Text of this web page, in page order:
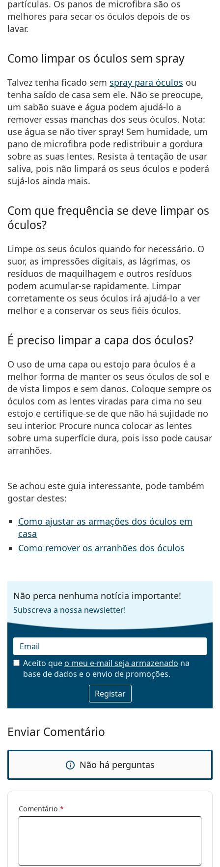
partículas. Os panos de microfibra são os
melhores para secar os óculos depois de os
lavar.
Como limpar os óculos sem spray
Talvez tenha ficado sem spray para óculos ou
tenha saído de casa sem ele. Não se preocupe,
um sabão suave e água podem ajudá-lo a
remover essas manchas dos seus óculos. Nota:
use água se não tiver spray! Sem humidade, um
pano de microfibra pode redistribuir a gordura
sobre as suas lentes. Resista à tentação de usar
saliva, pois não limpará os seus óculos e poderá
sujá-los ainda mais.
Com que frequência se deve limpar os
óculos?
Limpe os seus óculos quando for necessário. O
suor, as impressões digitais, as lágrimas, os
resíduos de maquilhagem e outros resíduos
podem acumular-se rapidamente. Limpar
corretamente os seus óculos irá ajudá-lo a ver
melhor e a conservar os seus fiéis óculos.
É preciso limpar a capa dos óculos?
O uso de uma capa ou estojo para óculos é a
melhor forma de manter os seus óculos de sol e
de vista limpos e sem danos. Coloque sempre os
óculos com as lentes viradas para cima no seu
estojo e certifique-se de que não há sujidade no
seu interior. Procure nunca colocar as lentes
sobre uma superfície dura, pois isso pode causar
arranhões.
Se achou este guia interessante, pode também
gostar destes:
Como ajustar as armações dos óculos em
casa
Como remover os arranhões dos óculos
Não perca nenhuma notícia importante!
Subscreva a nossa newsletter!
Email
Aceito queo meu e-mail seja armazenado na
base de dados e o envio de promoções.
Enviar Comentário
Não há perguntas
Comentário *